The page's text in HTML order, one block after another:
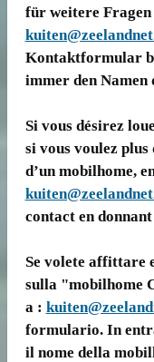
für weitere Fragen
Kontaktformular
immer den Namen
Si vous désirez
si vous voulez
d’un mobilhome,
contact en
Se volete affittare
sulla "mobilhome
a :
formulario. In
il nome della